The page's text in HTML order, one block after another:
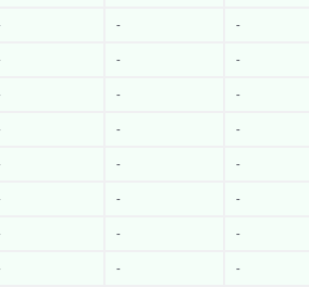
- -
- -
- -
- -
- -
- -
- -
- -